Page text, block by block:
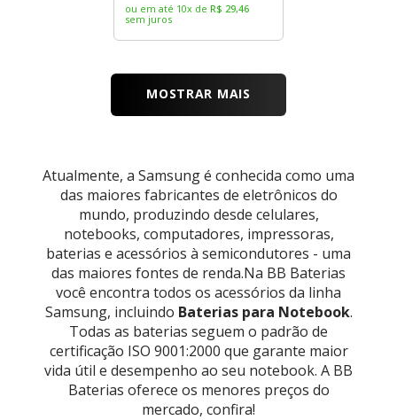
ou em até 10x de R$ 29,46
sem juros
MOSTRAR MAIS
Atualmente, a Samsung é conhecida como uma
das maiores fabricantes de eletrônicos do
mundo, produzindo desde celulares,
notebooks, computadores, impressoras,
baterias e acessórios à semicondutores - uma
das maiores fontes de renda.Na BB Baterias
você encontra todos os acessórios da linha
Samsung, incluindo Baterias para Notebook.
Todas as baterias seguem o padrão de
certificação ISO 9001:2000 que garante maior
vida útil e desempenho ao seu notebook. A BB
Baterias oferece os menores preços do
mercado, confira!